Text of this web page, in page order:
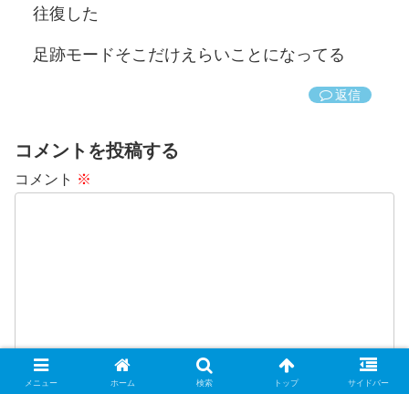
往復した
足跡モードそこだけえらいことになってる
返信
コメントを投稿する
コメント ※
名前
メニュー ホーム 検索 トップ サイドバー